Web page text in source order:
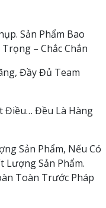
Sản Phẩm Bao
– Chắc Chắn
Đầy Đủ Team
Điều… Đều Là Hàng
Sản Phẩm, Nếu Có
Lượng Sản Phẩm.
Toàn Trước Pháp